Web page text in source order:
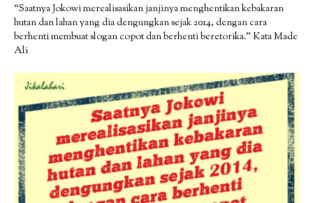
“Saatnya Jokowi merealisasikan janjinya menghentikan kebakaran
hutan dan lahan yang dia dengungkan sejak 2014, dengan cara
berhenti membuat slogan copot dan berhenti beretorika.” Kata Made
Ali